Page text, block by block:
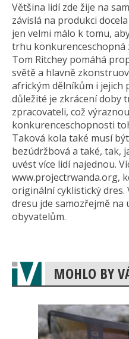
Většina lidí zde žije na
závislá na produkci
jen velmi málo k tomu,
trhu konkurenceschopná
Tom Ritchey pomáhá
světě a hlavně
africkým dělníkům i jejich
důležité je zkrácení doby
zpracovateli, což
konkurenceschop­nosti
Taková kola také musí
bezúdržbová a také, tak,
uvést více lidí najednou.
www.projectrwanda.org,
originální cyklistický
dresu jde samozřejmě na
obyvatelům.
MOHLO BY